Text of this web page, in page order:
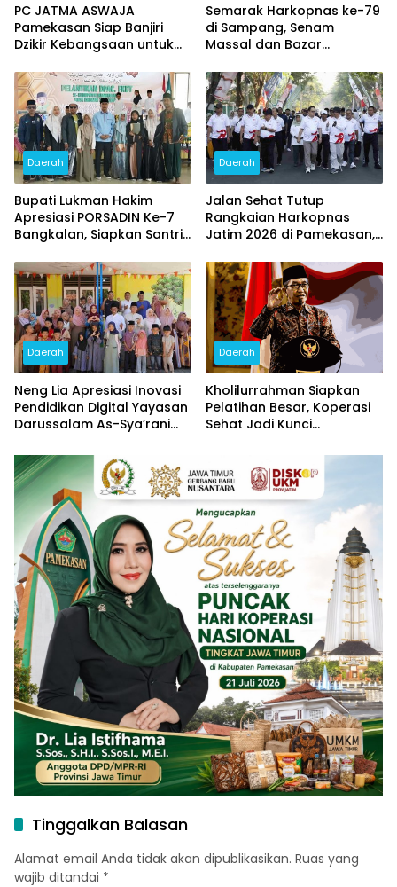
PC JATMA ASWAJA
Pamekasan Siap Banjiri
Dzikir Kebangsaan untuk
Semarak Harkopnas ke-79
di Sampang, Senam
Massal dan Bazar
Warga
Daerah
Bupati Lukman Hakim
Apresiasi PORSADIN Ke-7
Bangkalan, Siapkan Santri
Provinsi dan Nasional
Daerah
Jalan Sehat Tutup
Rangkaian Harkopnas
Jatim 2026 di Pamekasan,
Banjir Doorprize
Daerah
Neng Lia Apresiasi Inovasi
Pendidikan Digital Yayasan
Darussalam As-Sya’rani
Daerah
Kholilurrahman Siapkan
Pelatihan Besar, Koperasi
Sehat Jadi Kunci
Tinggalkan Balasan
Alamat email Anda tidak akan dipublikasikan. Ruas yang
wajib ditandai *